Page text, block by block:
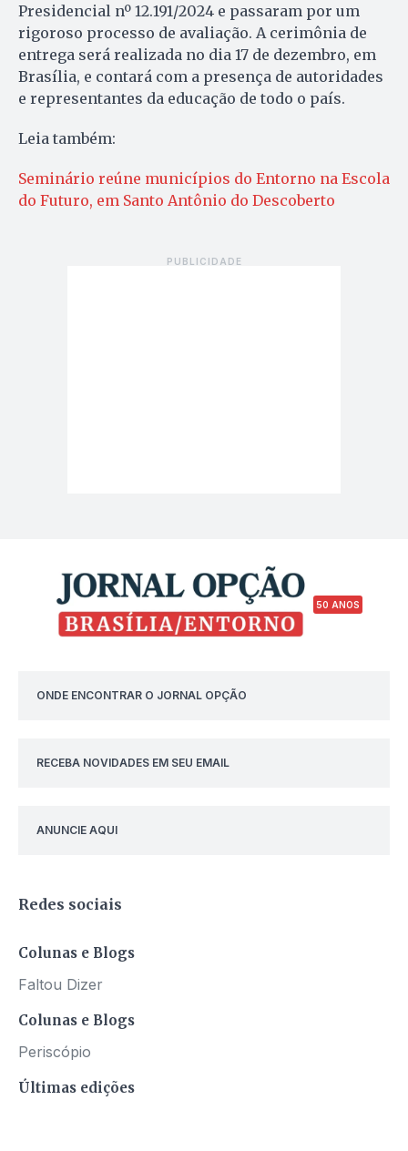
Presidencial nº 12.191/2024 e passaram por um
rigoroso processo de avaliação. A cerimônia de
entrega será realizada no dia 17 de dezembro, em
Brasília, e contará com a presença de autoridades
e representantes da educação de todo o país.
Leia também:
Seminário reúne municípios do Entorno na Escola
do Futuro, em Santo Antônio do Descoberto
50 ANOS
ONDE ENCONTRAR O JORNAL OPÇÃO
RECEBA NOVIDADES EM SEU EMAIL
ANUNCIE AQUI
Redes sociais
Colunas e Blogs
Faltou Dizer
Colunas e Blogs
Periscópio
Últimas edições